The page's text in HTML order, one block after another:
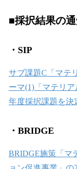
■採択結果の
・SIP
サブ課題C「マテ
ーマ(1)「マテリ
年度採択課題を決
・BRIDGE
BRIDGE施策「マ